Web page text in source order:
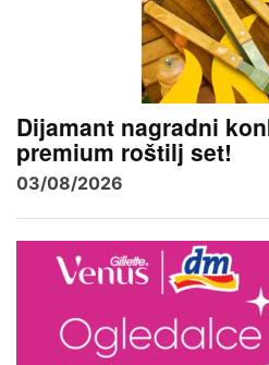
Dijamant nagradni
premium roštilj set!
03/08/2026